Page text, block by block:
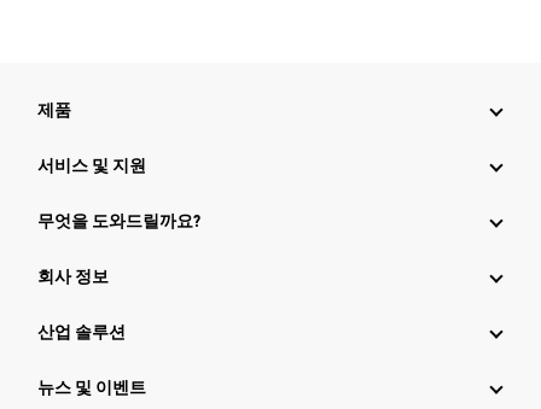
제품
서비스 및 지원
무엇을 도와드릴까요?
회사 정보
산업 솔루션
뉴스 및 이벤트